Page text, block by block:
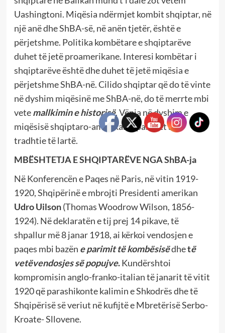
Uashingtoni. Miqësia ndërmjet kombit shqiptar, në
një anë dhe ShBA-së, në anën tjetër, është e
përjetshme. Politika kombëtare e shqiptarëve
duhet të jetë proamerikane. Interesi kombëtar i
shqiptarëve është dhe duhet të jetë miqësia e
përjetshme ShBA-në. Cilido shqiptar që do të vinte
në dyshim miqësinë me ShBA-në, do të merrte mbi
vetemallkimin e historisë. Vënia në dyshim e
miqësisë shqiptaro-amerikane, paraqet akt
tradhtie të lartë.
MBËSHTETJA E SHQIPTARËVE NGA ShBA-ja
Në Konferencën e Paqes në Paris, në vitin 1919-
1920, Shqipërinë e mbrojti Presidenti amerikan
Udro Uilson(Thomas Woodrow Wilson, 1856-
1924). Në deklaratën e tij prej 14 pikave, të
shpallur më 8 janar 1918, ai kërkoi vendosjen e
paqes mbi bazën e parimit të kombësisëdhetë
vetëvendosjes së popujve.Kundërshtoi
kompromisin anglo-franko-italian të janarit të vitit
1920 që parashikonte kalimin e Shkodrës dhe të
Shqipërisë së veriut në kufijtë e Mbretërisë Serbo-
Kroate- Sllovene.